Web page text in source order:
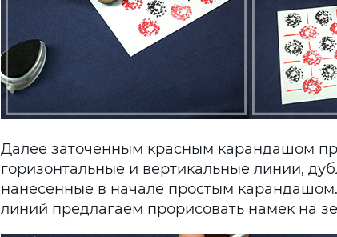
Далее заточенным красным карандашом
горизонтальные и вертикальные линии,
нанесенные в начале простым
линий предлагаем прорисовать намек на